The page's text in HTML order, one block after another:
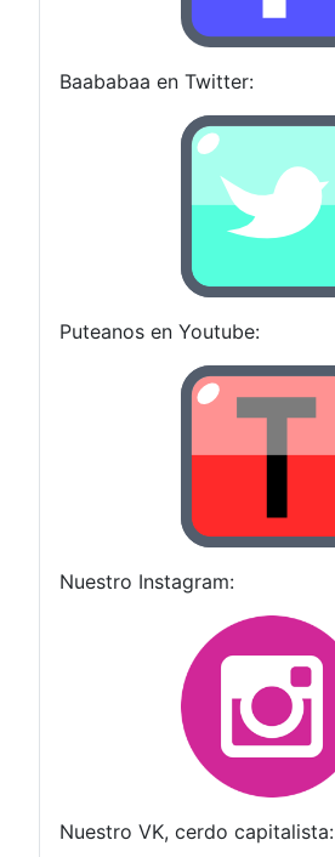
Baababaa en Twitter:
Puteanos en Youtube:
Nuestro Instagram:
Nuestro VK, cerdo capitalista: